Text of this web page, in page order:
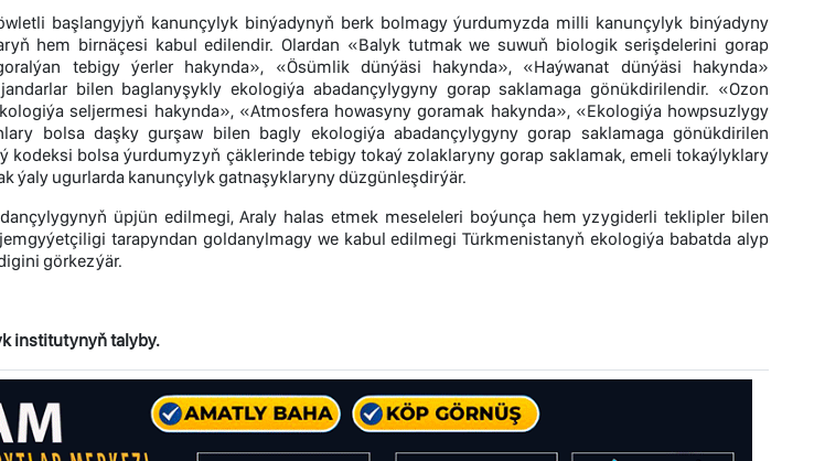
başlangyjyň kanunçylyk binýadynyň berk bolmagy ýurdumyzda milli kanunçylyk binýadyny
hem birnäçesi kabul edilendir. Olardan «Balyk tutmak we suwuň biologik serişdelerini gorap
tebigy ýerler hakynda», «Ösümlik dünýäsi hakynda», «Haýwanat dünýäsi hakynda»
bilen baglanyşykly ekologiýa abadançylygyny gorap saklamaga gönükdirilendir. «Ozon
seljermesi hakynda», «Atmosfera howasyny goramak hakynda», «Ekologiýa howpsuzlygy
bolsa daşky gurşaw bilen bagly ekologiýa abadançylygyny gorap saklamaga gönükdirilen
kodeksi bolsa ýurdumyzyň çäklerinde tebigy tokaý zolaklaryny gorap saklamak, emeli tokaýlyklary
ýaly ugurlarda kanunçylyk gatnaşyklaryny düzgünleşdirýär.
üpjün edilmegi, Araly halas etmek meseleleri boýunça hem yzygiderli teklipler bilen
tarapyndan goldanylmagy we kabul edilmegi Türkmenistanyň ekologiýa babatda alyp
görkezýär.
institutynyň talyby.